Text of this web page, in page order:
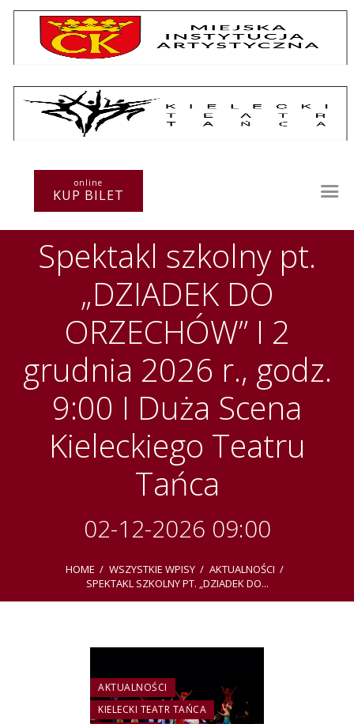
online
KUP BILET
Spektakl szkolny pt.
„DZIADEK DO
ORZECHÓW” I 2
grudnia 2026 r., godz.
9:00 I Duża Scena
Kieleckiego Teatru
Tańca
02-12-2026 09:00
HOME WSZYSTKIE WPISY
AKTUALNOŚCI
SPEKTAKL SZKOLNY PT. „DZIADEK DO...
Repertuar
Teatr / Zespół
Przestrzenie Sztuki
Festiwal
Kurs instruktorski
Sprawozdania
AKTUALNOŚCI
KIELECKI TEATR TAŃCA